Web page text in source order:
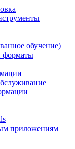
обучение)
форматы
приложениям